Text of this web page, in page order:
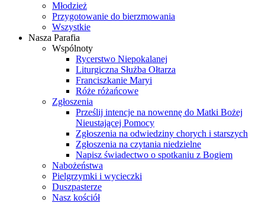
Młodzież
Przygotowanie do bierzmowania
Wszystkie
Nasza Parafia
Wspólnoty
Rycerstwo Niepokalanej
Liturgiczna Służba Ołtarza
Franciszkanie Maryi
Róże różańcowe
Zgłoszenia
Prześlij intencje na nowennę do Matki Bożej
Nieustającej Pomocy
Zgłoszenia na odwiedziny chorych i starszych
Zgłoszenia na czytania niedzielne
Napisz świadectwo o spotkaniu z Bogiem
Nabożeństwa
Pielgrzymki i wycieczki
Duszpasterze
Nasz kościół